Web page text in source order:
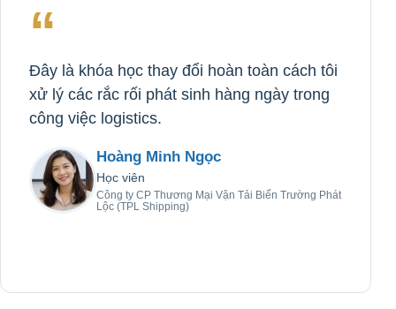
“
Đây là khóa học thay đổi hoàn toàn cách tôi
xử lý các rắc rối phát sinh hàng ngày trong
công việc logistics.
Hoàng Minh Ngọc
Học viên
Công ty CP Thương Mại Vận Tải Biển Trường Phát
Lộc (TPL Shipping)